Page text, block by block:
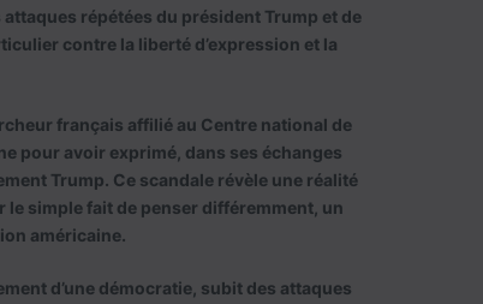
attaques répétées du président Trump et de
contre la liberté d’expression et la
français affilié au Centre national de
pour avoir exprimé, dans ses échanges
Trump. Ce scandale révèle une réalité
le simple fait de penser différemment, un
américaine.
d’une démocratie, subit des attaques